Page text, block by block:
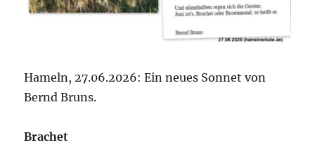
Hameln, 27.06.2026: Ein neues Sonnet von
Bernd Bruns.
Brachet